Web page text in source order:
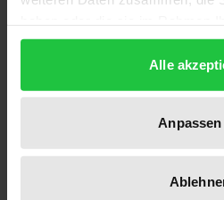
gesammelt haben.
Alle
Anpassen
Publication Date
Year of Publication
2004
Ergon